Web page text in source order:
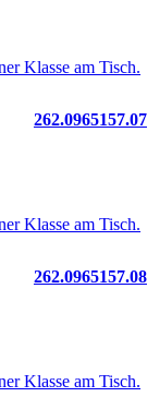
262.0965157.07
262.0965157.08